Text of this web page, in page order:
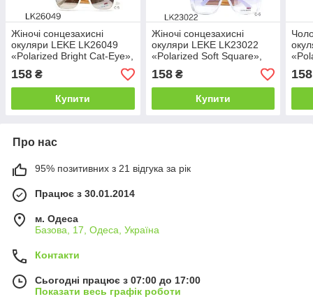
Жіночі сонцезахисні
окуляри LEKE LK26049
«Polarized Bright Cat-Eye»,
поляризаційні лінзи,
кольорові оправи
158 ₴
Купити
Жіночі сонцезахисні
окуляри LEKE LK23022
«Polarized Soft Square»,
поляризаційні лінзи,
градієнтні оправи.
158₴
Купити
158
Про нас
95% позитивних з 21 відгука за рік
Працює з 30.01.2014
м. Одеса
Базова, 17, Одеса, Україна
Контакти
Сьогодні працює з 07:00 до 17:00
Показати весь графік роботи